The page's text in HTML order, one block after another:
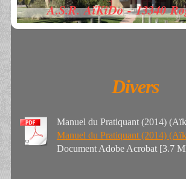
A.S.R. AïKiDo - 13340
Divers
Manuel du Pratiquant (2014)
Manuel du Pratiquant (2014)
Document Adobe Acrobat [3.7